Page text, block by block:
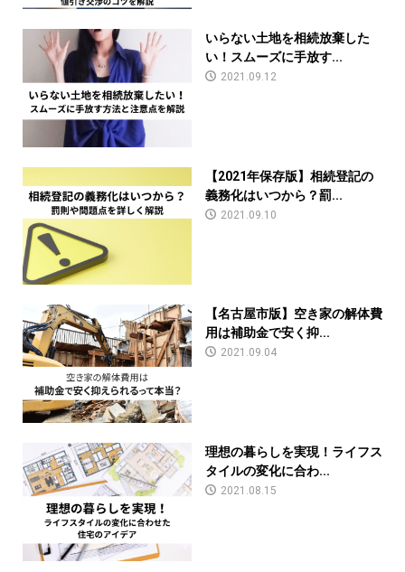
いらない土地を相続放棄した
い！スムーズに手放す...
2021.09.12
【2021年保存版】相続登記の
義務化はいつから？罰...
2021.09.10
【名古屋市版】空き家の解体費
用は補助金で安く抑...
2021.09.04
理想の暮らしを実現！ライフス
タイルの変化に合わ...
2021.08.15